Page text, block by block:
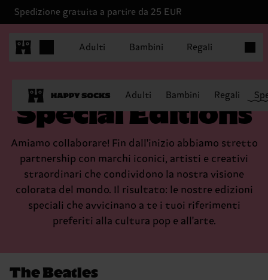
Spedizione gratuita a partire da 25 EUR
Adulti Bambini Regali
Adulti Bambini Regali
Special Editions
Amiamo collaborare! Fin dall'inizio abbiamo stretto
partnership con marchi iconici, artisti e creativi
straordinari che condividono la nostra visione
colorata del mondo. Il risultato: le nostre edizioni
speciali che avvicinano a te i tuoi riferimenti
preferiti alla cultura pop e all'arte.
The Beatles